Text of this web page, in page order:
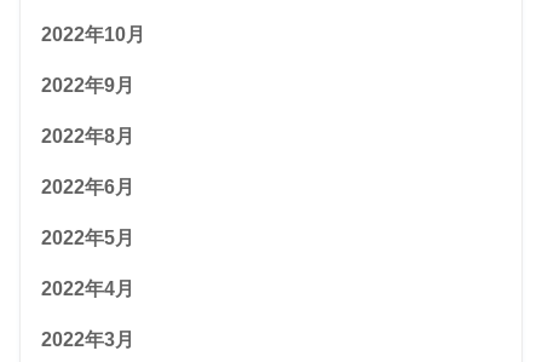
2022年10月
2022年9月
2022年8月
2022年6月
2022年5月
2022年4月
2022年3月